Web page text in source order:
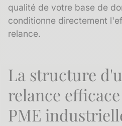
qualité de votre base de
conditionne directement
relance.
La structure
relance
PME